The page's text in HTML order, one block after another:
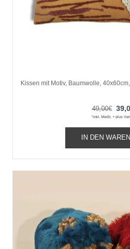
Kissen mit Motiv, Baumwolle,
49,00€
*inkl. MwSt. + plus
IN DEN